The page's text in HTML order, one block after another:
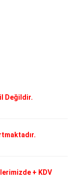
Değildir.
+ KDV